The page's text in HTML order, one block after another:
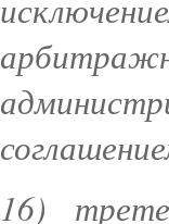
16)